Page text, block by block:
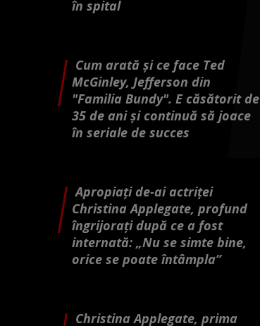
în spital
Cum arată și ce face Ted
McGinley, Jefferson din
"Familia Bundy". E căsătorit de
35 de ani și continuă să joace
în seriale de succes
Apropiați de-ai actriței
Christina Applegate, profund
îngrijorați după ce a fost
internată: „Nu se simte bine,
orice se poate întâmpla”
Christina Applegate, prima